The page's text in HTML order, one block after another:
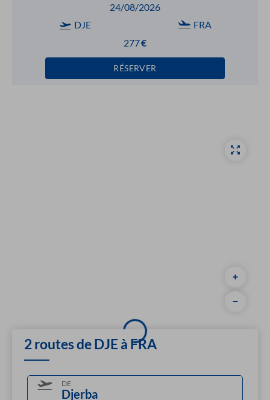
24/08/2026
DJE
FRA
277€
RÉSERVER
2 routes de DJE à FRA
DE